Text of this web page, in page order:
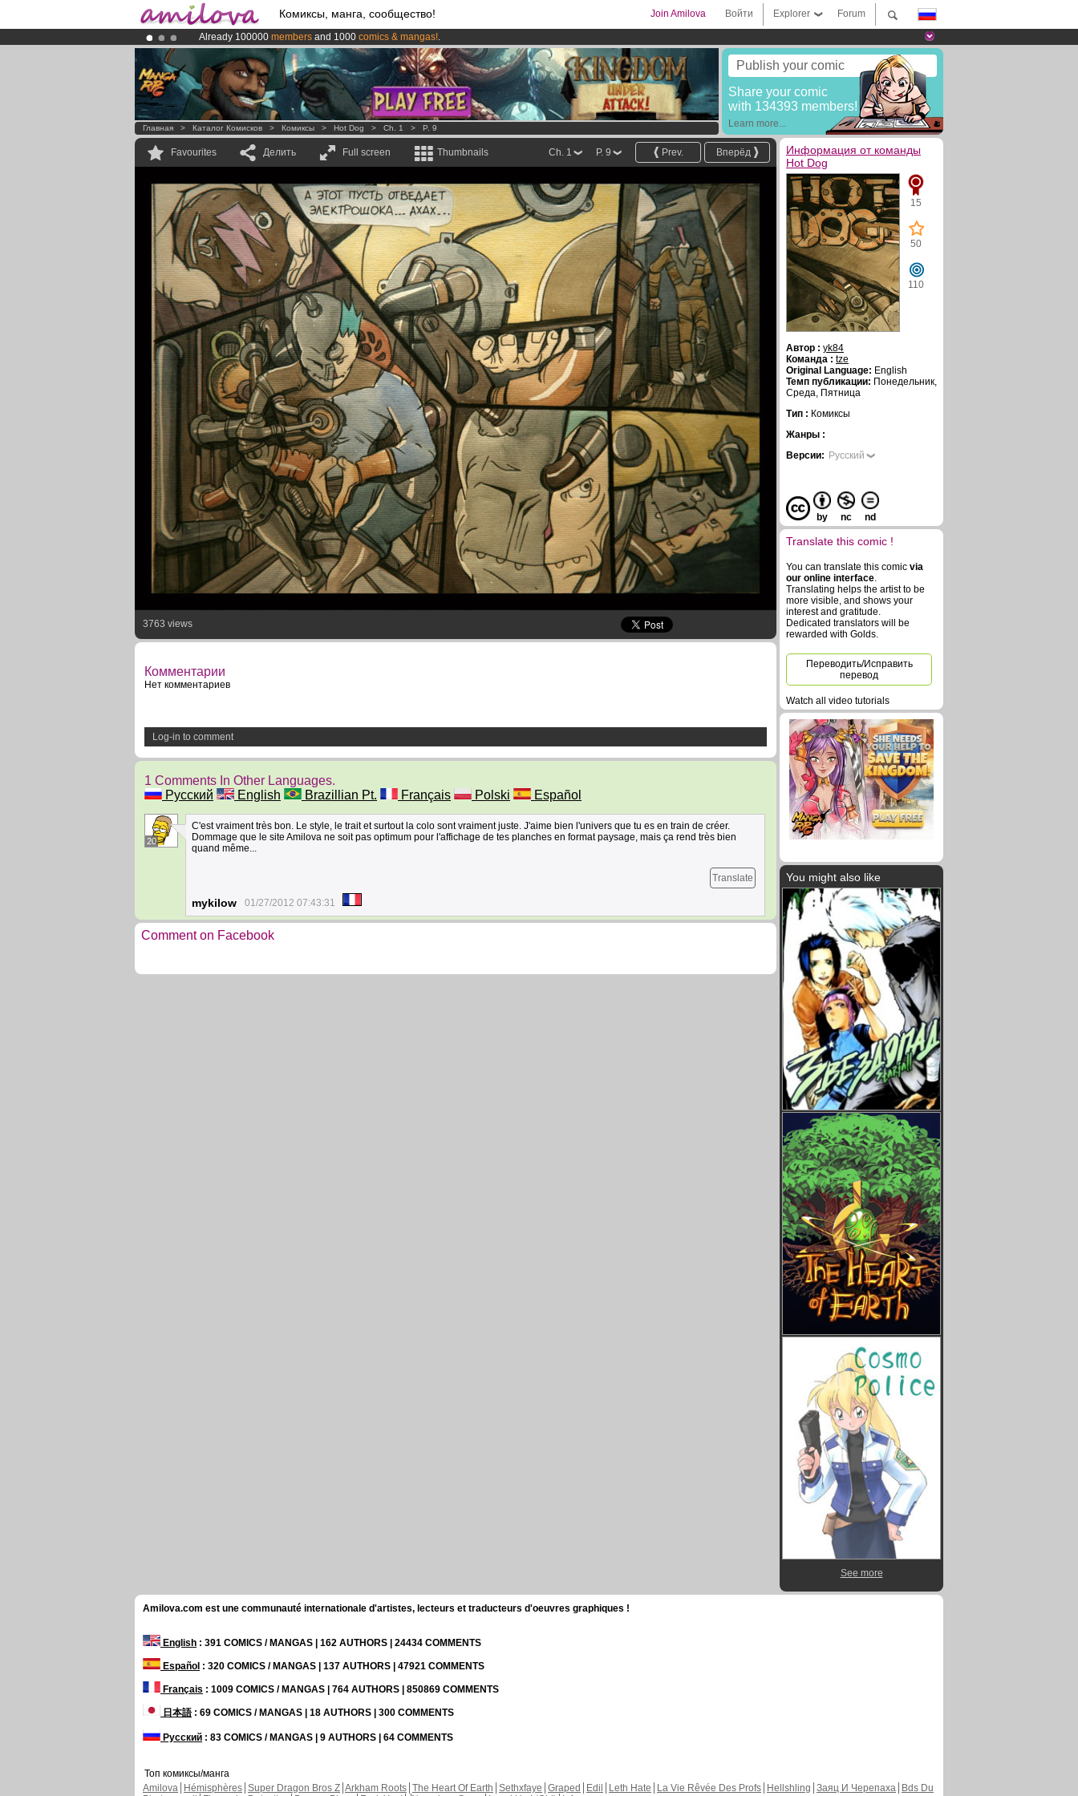
Комиксы, манга, сообщество! Forum
Explorer
Войти
Join Amilova
Already 100000 members and 1000 comics & mangas!.
AmilovaKickstarter is now LIVE!.
Premium membership from3.95 euros per month !Get membership now
Publish your comic
Share your comic
with 134393 members!
Learn more...
Главная > Каталог Комисков > Комиксы > Hot Dog > Ch. 1 > P. 9
Favourites Делить Full screen Thumbnails Вперёд
Prev.
P. 9
Ch. 1
3763 views
Комментарии
Нет комментариев
Log-in to comment
1 Comments In Other Languages.
Русский
English Brazillian Pt. Français Polski Español
20
C'est vraiment très bon. Le style, le trait et surtout la colo sont vraiment juste. J'aime bien l'univers que tu es en train de créer.
Dommage que le site Amilova ne soit pas optimum pour l'affichage de tes planches en format paysage, mais ça rend très bien
quand même...
Translate
mykilow 01/27/2012 07:43:31
Comment on Facebook
Информация от команды
Hot Dog
15
50
110
Автор : yk84
Команда : tze
Original Language: English
Темп публикации: Понедельник,
Среда, Пятница
Тип : Комиксы
Жанры :
Версии: Русский
by nc nd
Translate this comic !
You can translate this comic via
our online interface.
Translating helps the artist to be
more visible, and shows your
interest and gratitude.
Dedicated translators will be
rewarded with Golds.
Переводить/Исправить
перевод
Watch all video tutorials
You might also like
See more
Amilova.com est une communauté internationale d'artistes, lecteurs et traducteurs d'oeuvres graphiques !
English : 391 COMICS / MANGAS | 162 AUTHORS | 24434 COMMENTS
Español : 320 COMICS / MANGAS | 137 AUTHORS | 47921 COMMENTS
Français : 1009 COMICS / MANGAS | 764 AUTHORS | 850869 COMMENTS
日本語: 69 COMICS / MANGAS | 18 AUTHORS | 300 COMMENTS
Русский : 83 COMICS / MANGAS | 9 AUTHORS | 64 COMMENTS
Топ комиксы/манга
Amilova
Hémisphères Super Dragon Bros Z Arkham Roots The Heart Of Earth Sethxfaye Graped Edil Leth Hate La Vie Rêvée Des Profs Hellshling Заяц И Черепаха
Bds Du